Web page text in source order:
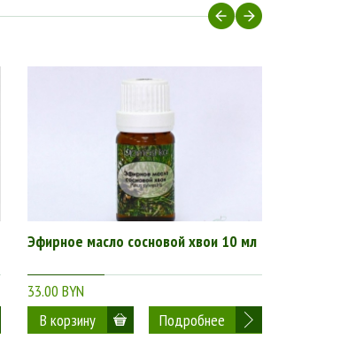
Эфирное масло сосновой хвои 10 мл
33.00 BYN
Подробнее